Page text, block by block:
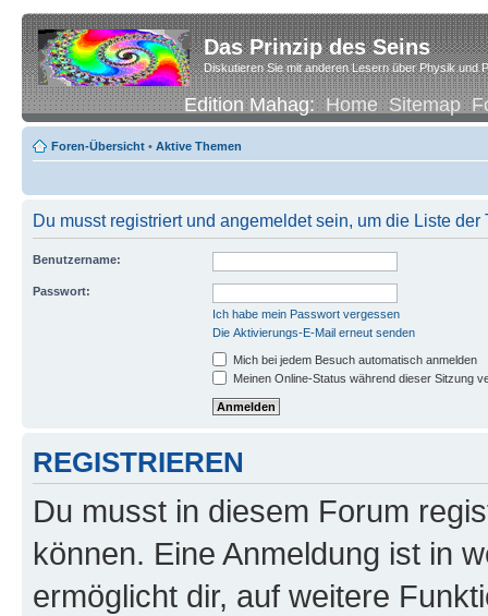
Das Prinzip des Seins
Diskutieren Sie mit anderen Lesern über Physik und
Edition Mahag:Home Sitemap
Foren-Übersicht • Aktive Themen
Du musst registriert und angemeldet sein, um die Liste
Benutzername:
Passwort:
Ich habe mein Passwort vergessen
Die Aktivierungs-E-Mail erneut senden
Mich bei jedem Besuch automatisch anmelden
Meinen Online-Status während dieser Sitzung
REGISTRIEREN
Du musst in diesem Forum
können. Eine Anmeldung ist in
ermöglicht dir, auf weitere